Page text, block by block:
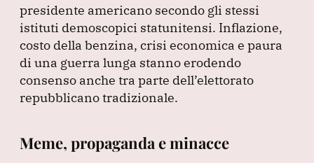
presidente americano secondo gli stessi
istituti demoscopici statunitensi. Inflazione,
costo della benzina, crisi economica e paura
di una guerra lunga stanno erodendo
consenso anche tra parte dell’elettorato
repubblicano tradizionale.
Meme, propaganda e minacce